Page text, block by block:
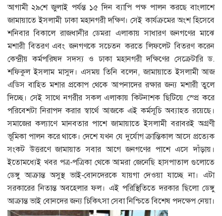
আগামী ২৯শে জুলাই পর্যন্ত ১৫ দিন ব্যাপি পক্ষ পালন করছে বাংলাশে
জামায়াতে ইসলামী ঢাকা মহানগরী দক্ষিণ। সেই কার্যক্রমের অংশ হিসেবে
শনিবার বিকালে রাজধানীর ডেমরা এলাকায় সাধারণ জনগণের মাঝে
মশারী বিতরণ এবং জনগণকে সচেতন করতে লিফলেট বিতরণ করেন
কেন্দ্রীয় কর্মপরিষদ সদস্য ও ঢাকা মহানগরী দক্ষিণের সেক্রেটারি ড.
শফিকুল ইসলাম মাসুদ। এসময় তিনি বলেন, জামায়াতে ইসলামী আজ
এডিস বাহিত মশার প্রকোপ থেকে আপনাদের রক্ষার জন্য মশারী তুলে
দিচ্ছে। সেই সাথে নগরীর সকল এলাকায় কিটনাশক ছিটিয়ে স্প্রে করে
পরিবেশটা নিরাপদ করার স্বার্থে আজকে এই কর্মসূচি অব্যাহত রয়েছে।
সমাজের কল্যাণে মানবতার পাশে জামায়াতে ইসলামী বরাবরই অগ্রণী
ভূমিকা পালন করে থাকে। দেশে যখন যে দুর্যোগ ক্রান্তিকাল আসে প্রত্যেক
সংকট উত্তরণে জামায়াত সবার আগে জনগণের পাশে এসে দাঁড়ায়।
ইতোমধ্যেই খবর পত্র-পত্রিকা থেকে আমরা জেনেছি হাসপাতাল গুলোতে
ডেঙ্গু আক্রান্ত অসুস্থ ভাই-বোনদেরকে যায়গা দেওয়া যাচ্ছে না। এটা
সরকারের নিতান্ত অবহেলার ফল। এই পরিস্থিতিতে দরকার ছিলো ডেঙ্গু
আক্রান্ত ভাই বোনদের জন্য চিকিৎসা সেবা নিশ্চিতে বিশেষ পদক্ষেপ নেয়া।